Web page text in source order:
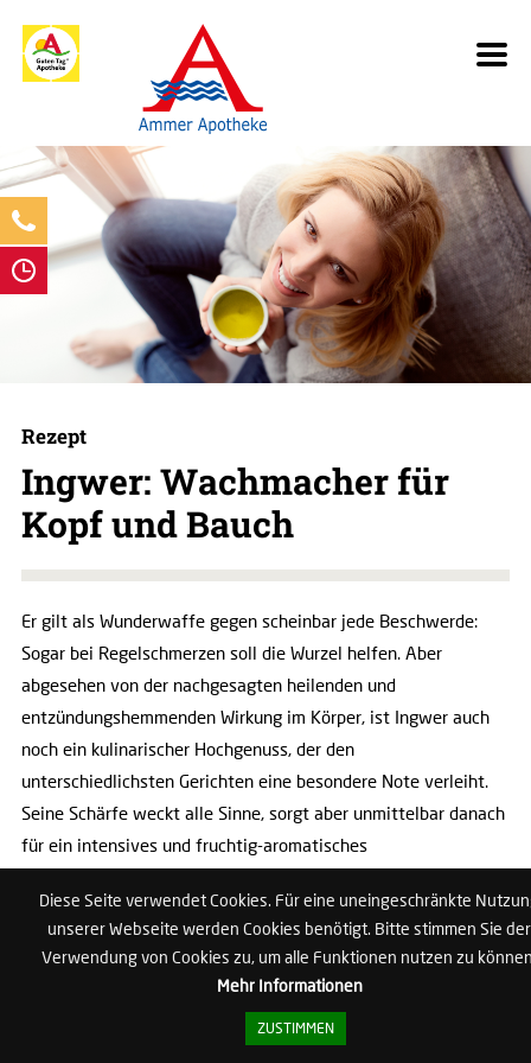
Diese Seite verwendet Cookies. Für eine uneingeschränkte
unserer Webseite werden Cookies benötigt. Bitte stimmen Sie der
Verwendung von Cookies zu, um alle Funktionen nutzen zu
Mehr Informationen
ZUSTIMMEN
Rezept
Ingwer: Wachmacher für
Kopf und Bauch
Er gilt als Wunderwaffe gegen scheinbar jede Beschwerde:
Sogar bei Regelschmerzen soll die Wurzel helfen. Aber
abgesehen von der nachgesagten heilenden und
entzündungshemmenden Wirkung im Körper, ist Ingwer auch
noch ein kulinarischer Hochgenuss, der den
unterschiedlichsten Gerichten eine besondere Note verleiht.
Seine Schärfe weckt alle Sinne, sorgt aber unmittelbar danach
für ein intensives und fruchtig-aromatisches
Kopf und Bauch!
Rezept: Ingwer-Tee